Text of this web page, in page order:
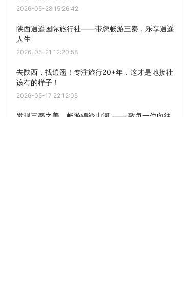
2026-05-28 15:26:42
陕西逍遥国际旅行社——带您畅游三秦，乐享逍遥
人生
2026-05-21 12:20:58
去陕西，找逍遥！专注旅行20+年，这才是地接社
该有的样子！
2026-05-17 22:12:05
发现三秦之美，畅游锦绣山河 —— 致每一位向往